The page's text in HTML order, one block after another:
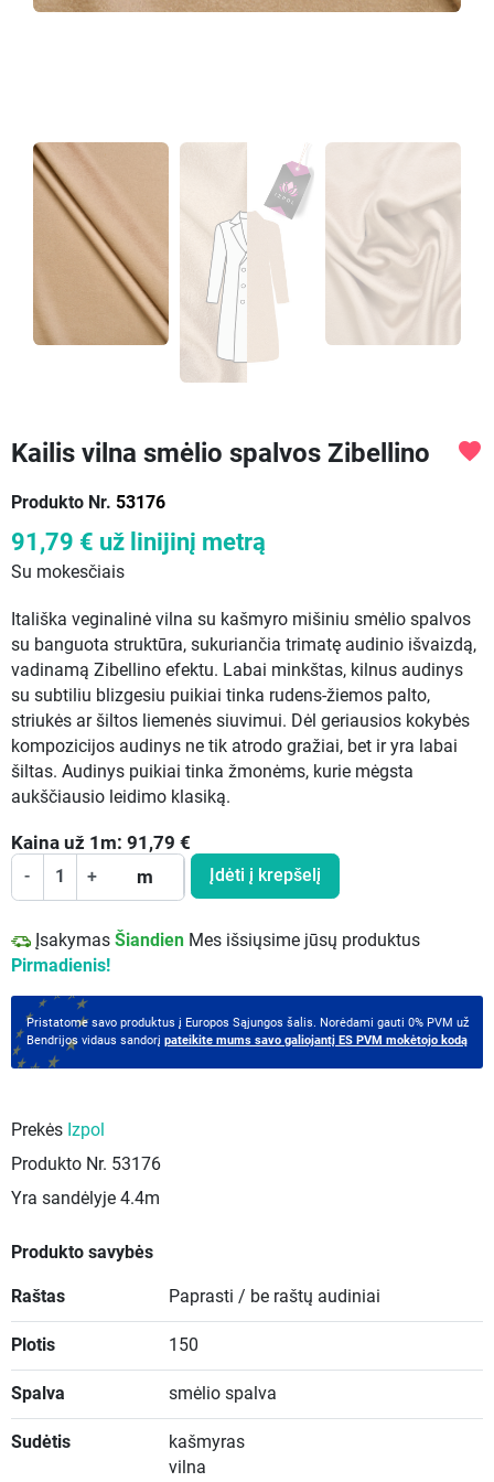
Kailis vilna smėlio spalvos Zibellino
Produkto Nr. 53176
favorite
91,79 € už linijinį metrą
Su mokesčiais
Itališka veginalinė vilna su kašmyro mišiniu smėlio spalvos
su banguota struktūra, sukuriančia trimatę audinio išvaizdą,
vadinamą Zibellino efektu. Labai minkštas, kilnus audinys
su subtiliu blizgesiu puikiai tinka rudens-žiemos palto,
striukės ar šiltos liemenės siuvimui. Dėl geriausios kokybės
kompozicijos audinys ne tik atrodo gražiai, bet ir yra labai
šiltas. Audinys puikiai tinka žmonėms, kurie mėgsta
aukščiausio leidimo klasiką.
Kaina už 1 m: 91,79 €
- + m Įdėti į krepšelį
Įsakymas Šiandien Mes išsiųsime jūsų produktus
Pirmadienis!
Pristatome savo produktus į Europos Sąjungos šalis. Norėdami gauti 0% PVM už
Bendrijos vidaus sandorį pateikite mums savo galiojantį ES PVM mokėtojo kodą
Prekės Izpol
Produkto Nr. 53176
Yra sandėlyje 4.4m
Produkto savybės
Raštas Paprasti / be raštų audiniai
Plotis 150
Spalva smėlio spalva
Sudėtis
kašmyras
vilna